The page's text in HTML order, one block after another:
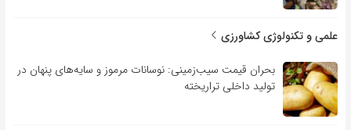
علمی و تکنولوژی کشاورزی
بحران قیمت سیب‌زمینی: نوسانات مرموز و سایه‌های پنهان در
تولید داخلی تراریخته